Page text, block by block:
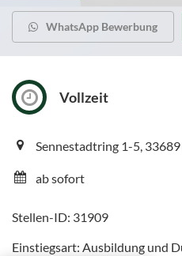
WhatsApp Bewerbung
Vollzeit
Sennestadtring 1-5,
ab sofort
Stellen-ID: 31909
Einstiegsart: Ausbildung und